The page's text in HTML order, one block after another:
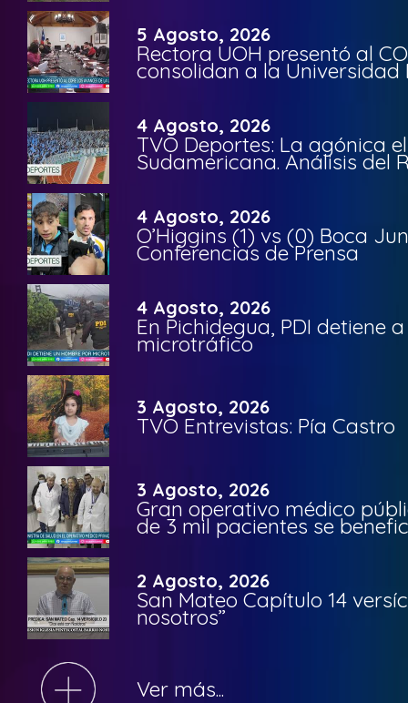
5 Agosto, 2026
Rectora UOH presentó al
consolidan a la Universidad
4 Agosto, 2026
TVO Deportes: La agónica
Sudamericana. Análisis del
4 Agosto, 2026
O’Higgins (1) vs (0) Boca
Conferencias de Prensa
4 Agosto, 2026
En Pichidegua, PDI detiene
microtráfico
3 Agosto, 2026
TVO Entrevistas: Pía Castro
3 Agosto, 2026
Gran operativo médico
de 3 mil pacientes se
2 Agosto, 2026
San Mateo Capítulo 14
nosotros”
Ver más...